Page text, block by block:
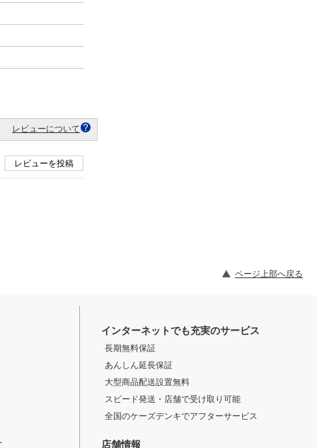
レビューについて
レビューを投稿
ページ上部へ戻る
インターネットでも充実のサービス
長期無料保証
あんしん延長保証
大型商品配送設置無料
スピード発送・店舗で受け取り可能
全国のケーズデンキでアフターサービス
店舗情報